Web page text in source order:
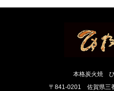
本格炭火焼
〒841-0201 佐賀県三